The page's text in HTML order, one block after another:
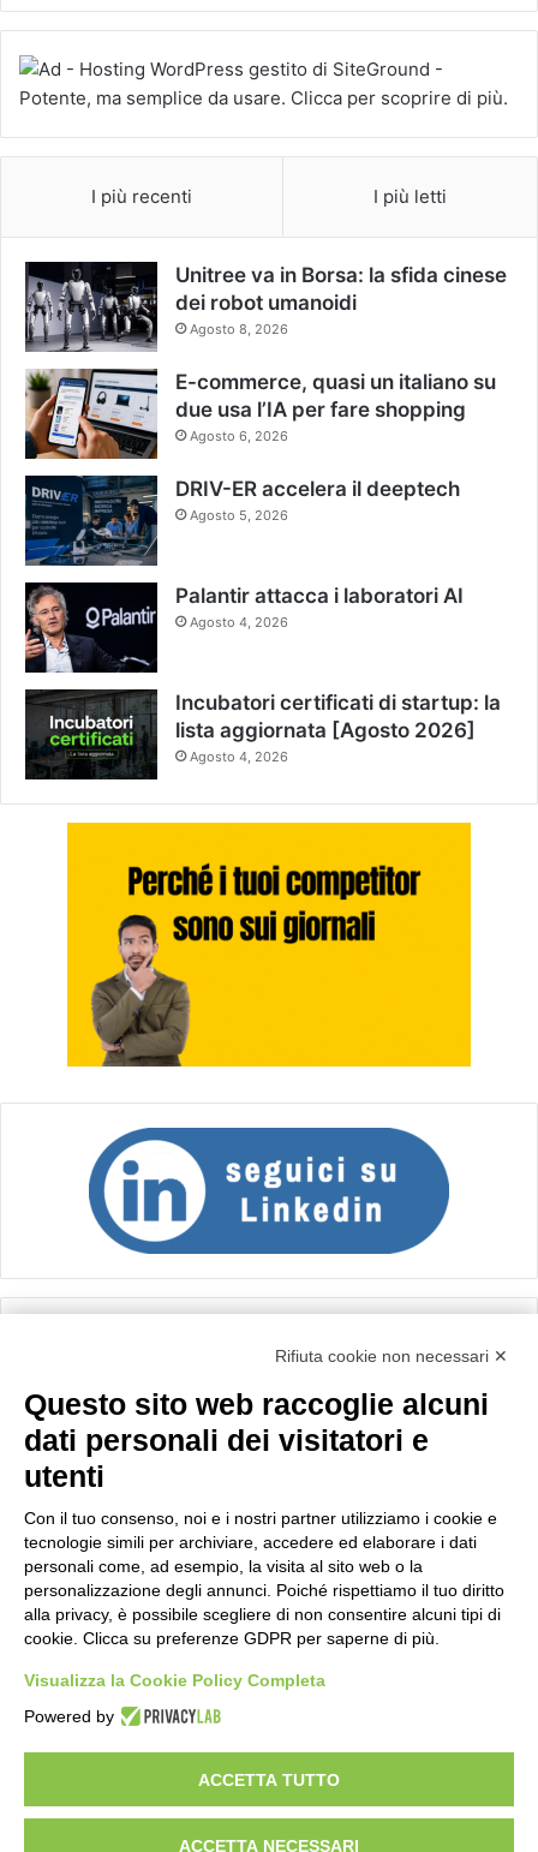
I più recenti I più letti
Unitree va in Borsa: la sfida cinese
dei robot umanoidi
Agosto 8, 2026
E-commerce, quasi un italiano su
due usa l’IA per fare shopping
Agosto 6, 2026
DRIV-ER accelera il deeptech
Agosto 5, 2026
Palantir attacca i laboratori AI
Agosto 4, 2026
Incubatori certificati di startup: la
lista aggiornata [Agosto 2026]
Agosto 4, 2026
Importo netto (€):
Calcola
Scorporo IVA
Importo lordo (€):
Rifiuta cookie non necessari ✕
Questo sito web raccoglie alcuni
dati personali dei visitatori e
utenti
Con il tuo consenso, noi e i nostri partner utilizziamo i cookie e
tecnologie simili per archiviare, accedere ed elaborare i dati
personali come, ad esempio, la visita al sito web o la
personalizzazione degli annunci. Poiché rispettiamo il tuo diritto
alla privacy, è possibile scegliere di non consentire alcuni tipi di
cookie. Clicca su preferenze GDPR per saperne di più.
Visualizza la Cookie Policy Completa
Powered by
ACCETTA TUTTO
ACCETTA NECESSARI